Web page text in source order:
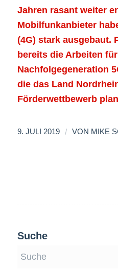
Jahren rasant weiter
Mobilfunkanbieter
(4G) stark ausgebaut.
bereits die Arbeiten
Nachfolgegeneration
die das Land
Förderwettbewerb
9. JULI 2019 / VON MIKE
Suche